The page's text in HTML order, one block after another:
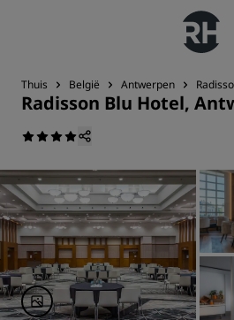
Thuis België Antwerpen
Radisson Blu Hotel,